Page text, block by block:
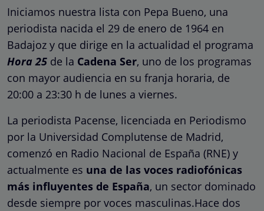
Iniciamos nuestra lista con Pepa Bueno, una
periodista nacida el 29 de enero de 1964 en
Badajoz y que dirige en la actualidad el programa
Hora 25 de la Cadena Ser, uno de los programas
con mayor audiencia en su franja horaria, de
20:00 a 23:30 h de lunes a viernes.
La periodista Pacense, licenciada en Periodismo
por la Universidad Complutense de Madrid,
comenzó en Radio Nacional de España (​RNE) y
actualmente es una de las voces radiofónicas
más influyentes de España, un sector dominado
desde siempre por voces masculinas.Hace dos